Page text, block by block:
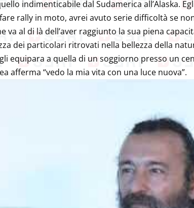
indimenticabile dal Sudamerica all’Alaska.
rally in moto, avrei avuto serie difficoltà se
va al di là dell’aver raggiunto la sua piena
dei particolari ritrovati nella bellezza della
equipara a quella di un soggiorno presso un
afferma “vedo la mia vita con una luce nuova”.